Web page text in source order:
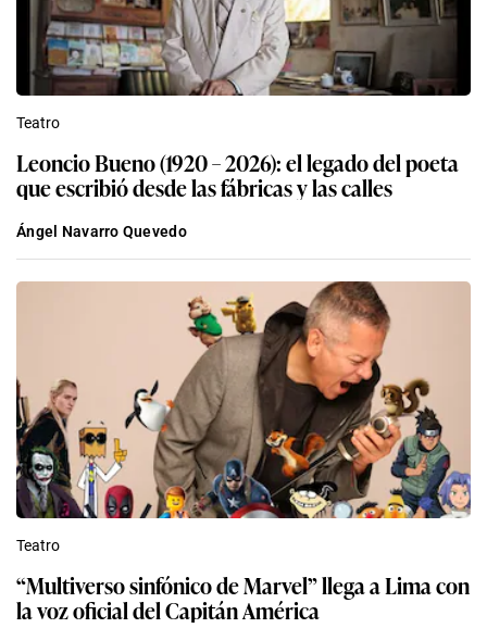
Teatro
Leoncio Bueno (1920 – 2026): el legado del poeta
que escribió desde las fábricas y las calles
Ángel Navarro Quevedo
Teatro
“Multiverso sinfónico de Marvel” llega a Lima con
la voz oficial del Capitán América